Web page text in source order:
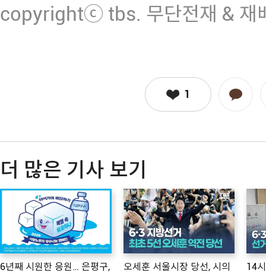
copyrightⓒ tbs. 무단전재 & 재
1
더 많은 기사 보기
6년째 시원한 응원… 은평구,
오세훈 서울시장 당선, 시의
14